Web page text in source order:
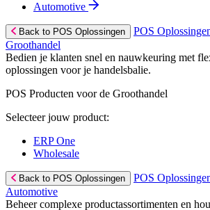
Automotive
Back to POS Oplossingen
POS
Groothandel
Bedien je klanten snel en nauwkeuring met
oplossingen voor je handelsbalie.
POS Producten voor de Groothandel
Selecteer jouw product:
ERP One
Wholesale
Back to POS Oplossingen
POS
Automotive
Beheer complexe productassortimenten en